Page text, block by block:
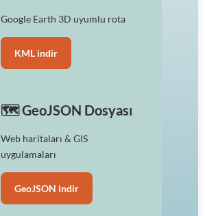
Google Earth 3D uyumlu rota
KML indir
🗺️ GeoJSON Dosyası
Web haritaları & GIS
uygulamaları
GeoJSON indir